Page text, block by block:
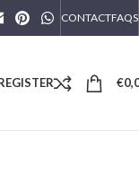
CONTACTFAQS
€